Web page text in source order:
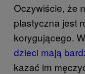
Oczywiście, że
plastyczna jest
korygującego.
dzieci mają
kazać im